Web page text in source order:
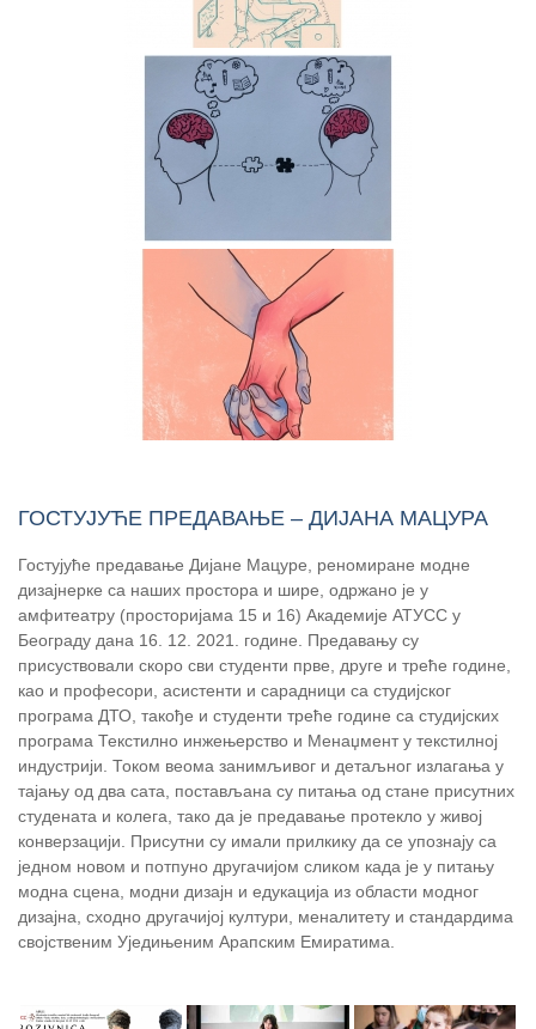
ГОСТУЈУЋЕ ПРЕДАВАЊЕ – ДИЈАНА МАЦУРА
Гостујуће предавање Дијане Мацуре, реномиране модне
дизајнерке са наших простора и шире, одржано је у
амфитеатру (просторијама 15 и 16) Академије АТУСС у
Београду дана 16. 12. 2021. године. Предавању су
присуствовали скоро сви студенти прве, друге и треће године,
као и професори, асистенти и сарадници са студијског
програма ДТО, такође и студенти треће године са студијских
програма Текстилно инжењерство и Менаџмент у текстилној
индустрији. Током веома занимљивог и детаљног излагања у
тајању од два сата, постављана су питања од стане присутних
студената и колега, тако да је предавање протекло у живој
конверзацији. Присутни су имали прилкику да се упознају са
једном новом и потпуно другачијом сликом када је у питању
модна сцена, модни дизајн и едукација из области модног
дизајна, сходно другачијој култури, меналитету и стандардима
својственим Уједињеним Арапским Емиратима.